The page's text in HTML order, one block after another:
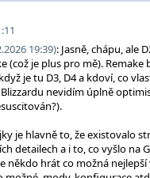
19:39): Jasně, chápu, ale
(což je plus pro mě). Remake
je tu D3, D4 a kdoví, co
nevidím úplně
je hlavně to, že existovalo
detailech a i to, co vyšlo na
někdo hrát co možná